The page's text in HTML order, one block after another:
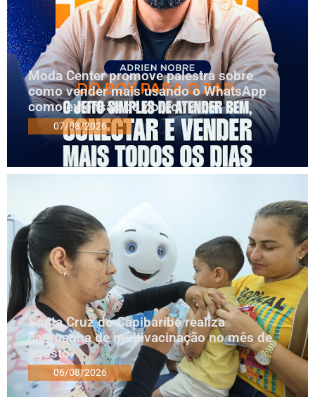
Moda Center promove palestra sobre
como vender mais usando o WhatsApp
como extensão do ponto físico
07/08/2026
Santa Cruz do Capibaribe realiza
campanha de multivacinação no mês de
agosto
06/08/2026